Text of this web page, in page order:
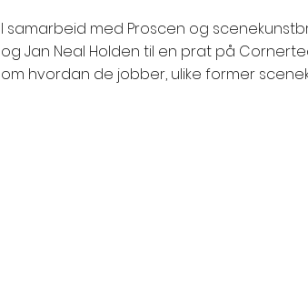
I samarbeid med Proscen og
og Jan Neal Holden til en prat på
om hvordan de jobber, ulike former